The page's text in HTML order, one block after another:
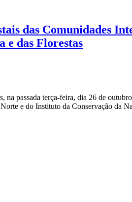
das Comunidades
e das Florestas
passada terça-feira, dia 26 de
e do Instituto da Conservação da